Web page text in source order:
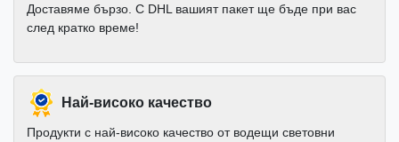
Доставяме бързо. С DHL вашият пакет ще бъде при вас
след кратко време!
Най-високо качество
Продукти с най-високо качество от водещи световни